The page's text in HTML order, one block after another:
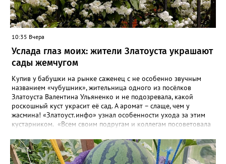
10:35 Вчера
Услада глаз моих: жители Златоуста украшают
сады жемчугом
Купив у бабушки на рынке саженец с не особенно звучным
названием «чубушник», жительница одного из посёлков
Златоуста Валентина Ульяненко и не подозревала, какой
роскошный куст украсит её сад. А аромат – слаще, чем у
жасмина! «Златоуст.инфо» узнал особенности ухода за этим
кустарником. «Всем своим подругам и коллегам посоветовала
городе всё больше, - рассказала нашему порталу Валентина. – У
меня растёт, на мой взгляд, самый красивый сорт – «Жемчуг».
Моему кусту (на фото) четыре года, достаточно компактный.